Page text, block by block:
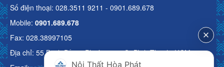
Số điện thoại: 028.3511 9211 - 0901.689.678
Mobile: 0901.689.678
Fax: 028.38997105
Địa chỉ: 55 Bạch Đằng, Phường 15, Q. Bình Thạnh, HCM
Nội Thất Hòa Phát